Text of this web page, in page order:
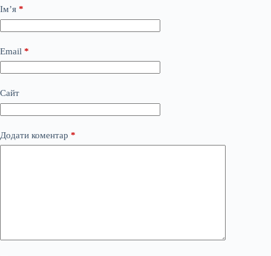
Ім’я *
Email *
Сайт
Додати коментар *